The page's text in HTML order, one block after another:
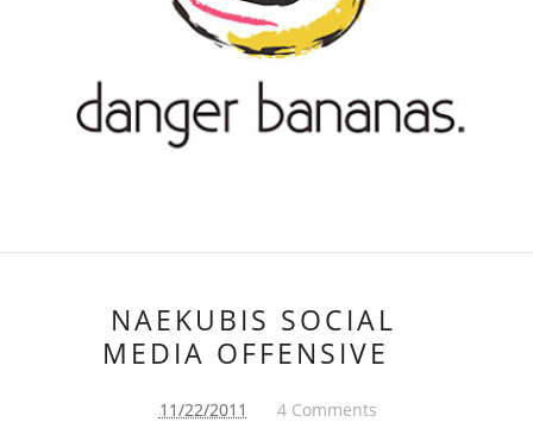
NAEKUBIS SOCIAL
MEDIA OFFENSIVE
11/22/2011 4 Comments